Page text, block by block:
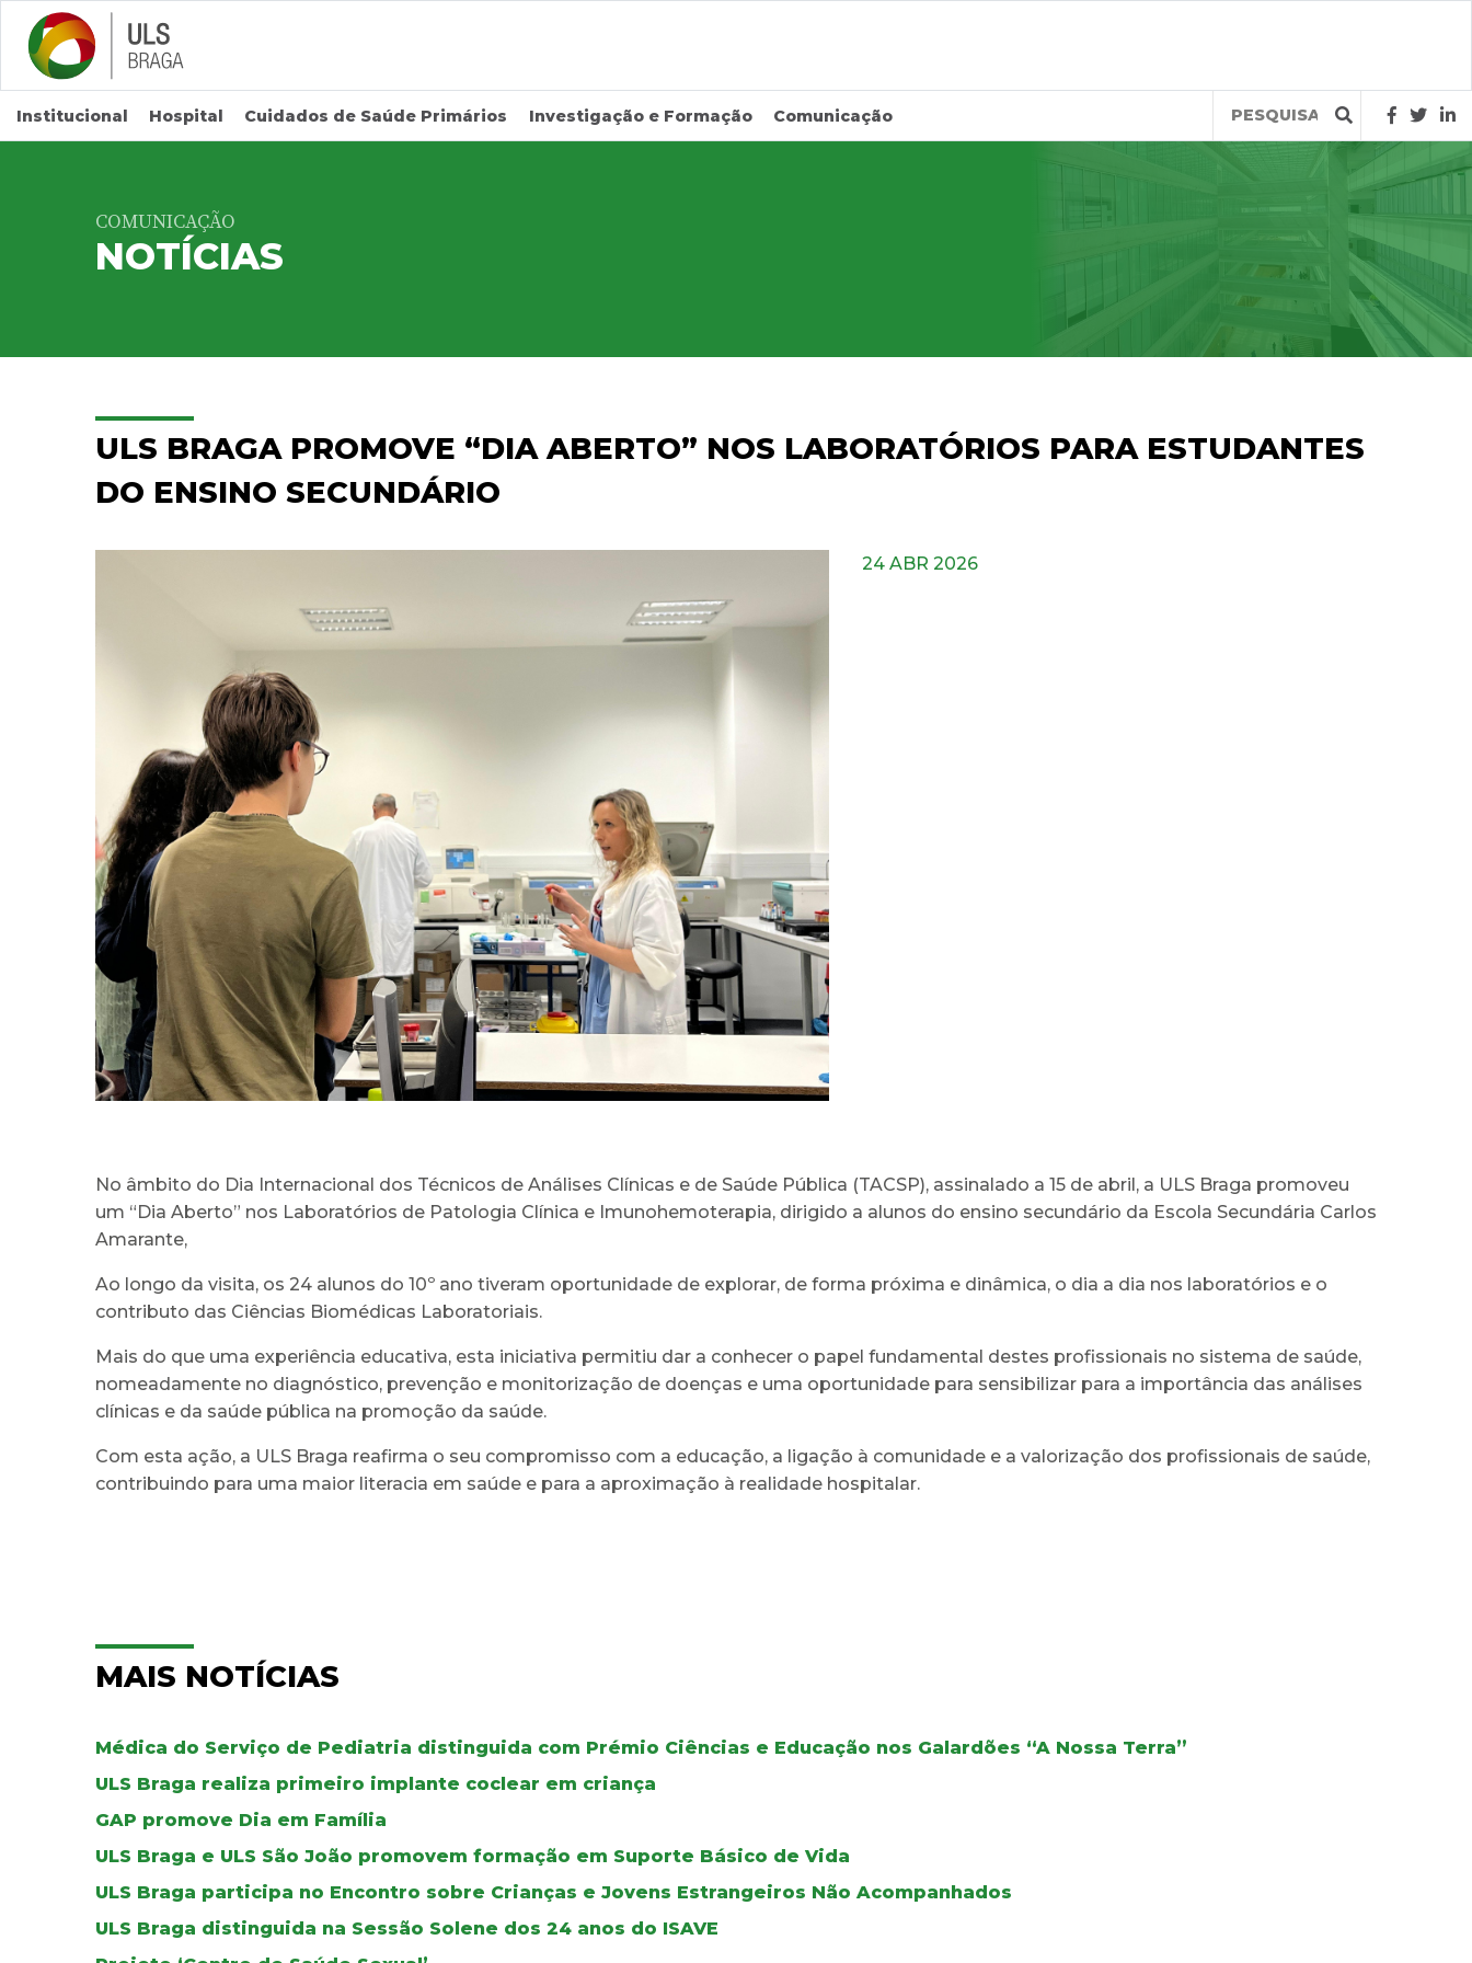
Saltar para conteúdo principal
Institucional Hospital Cuidados de Saúde Primários Investigação e Formação Comunicação
Query
COMUNICAÇÃO
NOTÍCIAS
ULS BRAGA PROMOVE “DIA ABERTO” NOS LABORATÓRIOS PARA ESTUDANTES
DO ENSINO SECUNDÁRIO
24 ABR 2026
No âmbito do Dia Internacional dos Técnicos de Análises Clínicas e de Saúde Pública (TACSP), assinalado a 15 de abril, a ULS Braga promoveu
um “Dia Aberto” nos Laboratórios de Patologia Clínica e Imunohemoterapia, dirigido a alunos do ensino secundário da Escola Secundária Carlos
Amarante,
Ao longo da visita, os 24 alunos do 10º ano tiveram oportunidade de explorar, de forma próxima e dinâmica, o dia a dia nos laboratórios e o
contributo das Ciências Biomédicas Laboratoriais.
Mais do que uma experiência educativa, esta iniciativa permitiu dar a conhecer o papel fundamental destes profissionais no sistema de saúde,
nomeadamente no diagnóstico, prevenção e monitorização de doenças e uma oportunidade para sensibilizar para a importância das análises
clínicas e da saúde pública na promoção da saúde.
Com esta ação, a ULS Braga reafirma o seu compromisso com a educação, a ligação à comunidade e a valorização dos profissionais de saúde,
contribuindo para uma maior literacia em saúde e para a aproximação à realidade hospitalar.
MAIS NOTÍCIAS
Médica do Serviço de Pediatria distinguida com Prémio Ciências e Educação nos Galardões “A Nossa Terra”
ULS Braga realiza primeiro implante coclear em criança
GAP promove Dia em Família
ULS Braga e ULS São João promovem formação em Suporte Básico de Vida
ULS Braga participa no Encontro sobre Crianças e Jovens Estrangeiros Não Acompanhados
ULS Braga distinguida na Sessão Solene dos 24 anos do ISAVE